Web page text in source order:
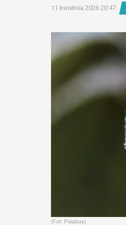
11 kwietnia 2026 20:47
(Fot. Pixabay)